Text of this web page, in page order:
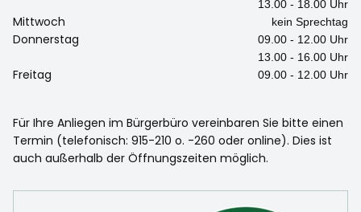
13.00 - 18.00 Uhr
Mittwoch kein Sprechtag
Donnerstag
09.00 - 12.00 Uhr
13.00 - 16.00 Uhr
Freitag 09.00 - 12.00 Uhr
Für Ihre Anliegen im Bürgerbüro vereinbaren Sie bitte einen
Termin (telefonisch: 915-210 o. -260 oder online). Dies ist
auch außerhalb der Öffnungszeiten möglich.